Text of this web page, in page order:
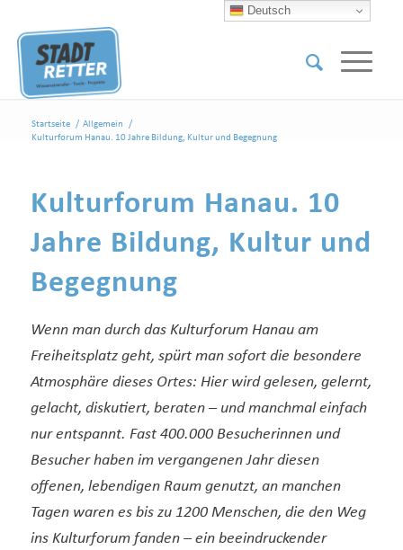
Startseite / Allgemein
/
Kulturforum Hanau. 10 Jahre Bildung, Kultur und Begegnung
Kulturforum Hanau. 10
Jahre Bildung, Kultur und
Begegnung
Wenn man durch das Kulturforum Hanau am
Freiheitsplatz geht, spürt man sofort die besondere
Atmosphäre dieses Ortes: Hier wird gelesen, gelernt,
gelacht, diskutiert, beraten – und manchmal einfach
nur entspannt. Fast 400.000 Besucherinnen und
Besucher haben im vergangenen Jahr diesen
offenen, lebendigen Raum genutzt, an manchen
Tagen waren es bis zu 1200 Menschen, die den Weg
ins Kulturforum fanden – ein beeindruckender
Deutsch